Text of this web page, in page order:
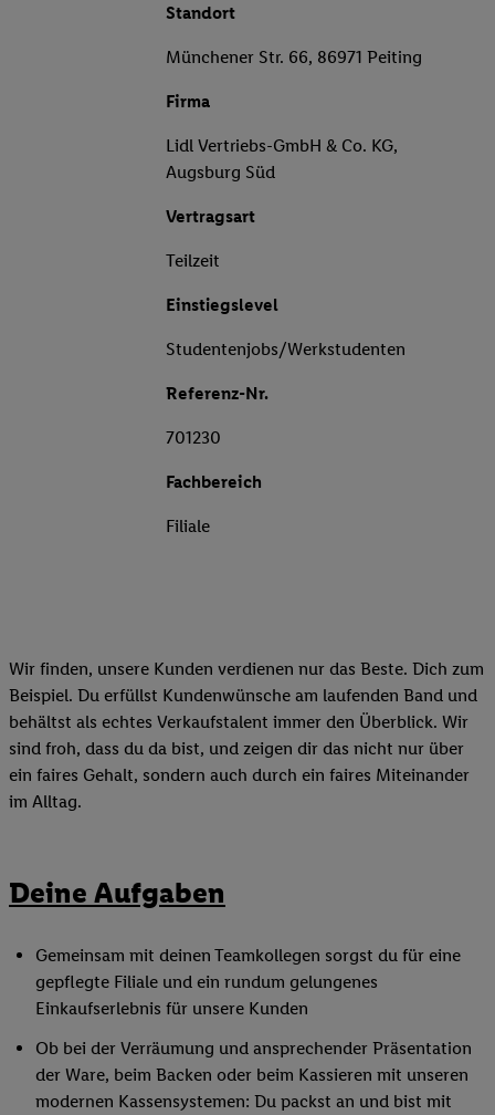
Standort
Münchener Str. 66, 86971 Peiting
Firma
Lidl Vertriebs-GmbH & Co. KG,
Augsburg Süd
Vertragsart
Teilzeit
Einstiegslevel
Studentenjobs/Werkstudenten
Referenz-Nr.
701230
Fachbereich
Filiale
Wir finden, unsere Kunden verdienen nur das Beste. Dich zum
Beispiel. Du erfüllst Kundenwünsche am laufenden Band und
behältst als echtes Verkaufstalent immer den Überblick. Wir
sind froh, dass du da bist, und zeigen dir das nicht nur über
ein faires Gehalt, sondern auch durch ein faires Miteinander
im Alltag.
Deine Aufgaben
Gemeinsam mit deinen Teamkollegen sorgst du für eine
gepflegte Filiale und ein rundum gelungenes
Einkaufserlebnis für unsere Kunden
Ob bei der Verräumung und ansprechender Präsentation
der Ware, beim Backen oder beim Kassieren mit unseren
modernen Kassensystemen: Du packst an und bist mit